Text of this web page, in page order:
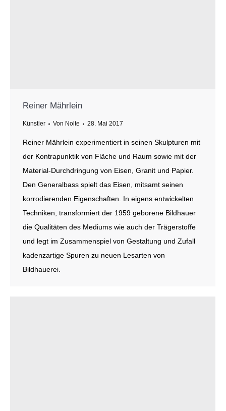
Reiner Mährlein
Künstler Von Nolte 28. Mai 2017
Reiner Mährlein experimentiert in seinen Skulpturen mit
der Kontrapunktik von Fläche und Raum sowie mit der
Material-Durchdringung von Eisen, Granit und Papier.
Den Generalbass spielt das Eisen, mitsamt seinen
korrodierenden Eigenschaften. In eigens entwickelten
Techniken, transformiert der 1959 geborene Bildhauer
die Qualitäten des Mediums wie auch der Trägerstoffe
und legt im Zusammenspiel von Gestaltung und Zufall
kadenzartige Spuren zu neuen Lesarten von
Bildhauerei.